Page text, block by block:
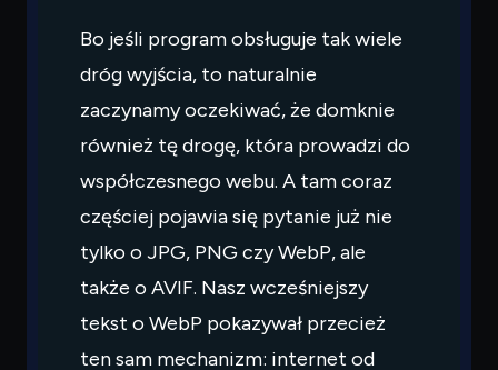
Bo jeśli program obsługuje tak wiele
dróg wyjścia, to naturalnie
zaczynamy oczekiwać, że domknie
również tę drogę, która prowadzi do
współczesnego webu. A tam coraz
częściej pojawia się pytanie już nie
tylko o JPG, PNG czy WebP, ale
także o AVIF. Nasz wcześniejszy
tekst o WebP pokazywał przecież
ten sam mechanizm: internet od